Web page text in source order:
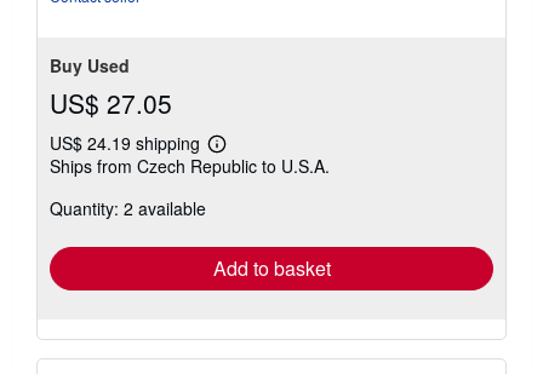
Buy Used
US$ 27.05
US$ 24.19 shipping
Learn
more
Ships from Czech Republic to U.S.A.
Quantity: 2 available
Add to basket